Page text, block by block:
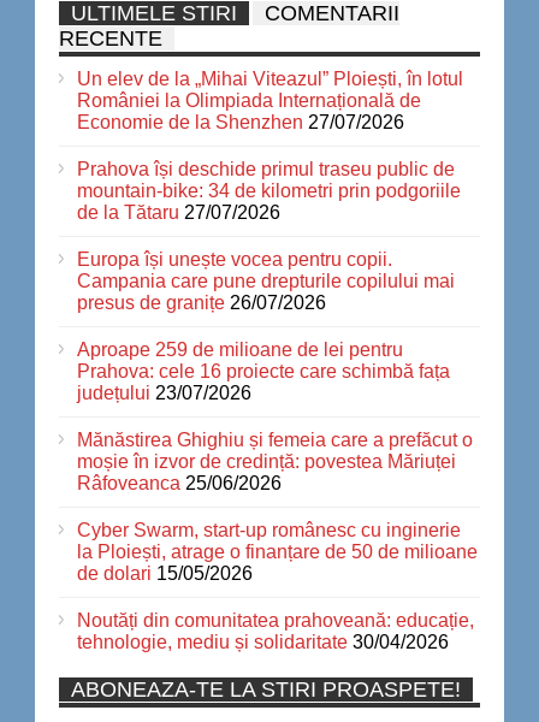
ULTIMELE STIRI
COMENTARII
RECENTE
Un elev de la „Mihai Viteazul” Ploiești, în lotul
României la Olimpiada Internațională de
Economie de la Shenzhen 27/07/2026
Prahova își deschide primul traseu public de
mountain-bike: 34 de kilometri prin podgoriile
de la Tătaru 27/07/2026
Europa își unește vocea pentru copii.
Campania care pune drepturile copilului mai
presus de granițe 26/07/2026
Aproape 259 de milioane de lei pentru
Prahova: cele 16 proiecte care schimbă fața
județului 23/07/2026
Mănăstirea Ghighiu și femeia care a prefăcut o
moșie în izvor de credință: povestea Măriuței
Râfoveanca 25/06/2026
Cyber Swarm, start-up românesc cu inginerie
la Ploiești, atrage o finanțare de 50 de milioane
de dolari 15/05/2026
Noutăți din comunitatea prahoveană: educație,
tehnologie, mediu și solidaritate 30/04/2026
ABONEAZA-TE LA STIRI PROASPETE!